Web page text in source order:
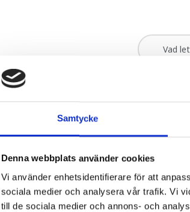
Samtycke
Denna webbplats använder cookies
Vi använder enhetsidentifierare för att
sociala medier och analysera vår trafik. Vi
till de sociala medier och annons- och
Aktiviteter
Kultur &